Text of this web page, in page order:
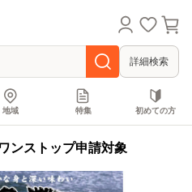
詳細検索
地域 特集 初めての方
ンストップ申請対象